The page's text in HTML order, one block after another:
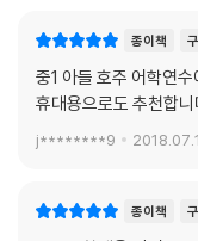
종이책
중1 아들 호주 어학연
휴대용으로도 추천합니
j********9
종이책